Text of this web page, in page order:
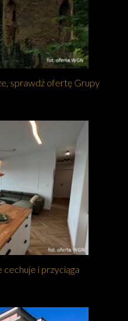
sprawdź ofertę Grupy
i przyciąga